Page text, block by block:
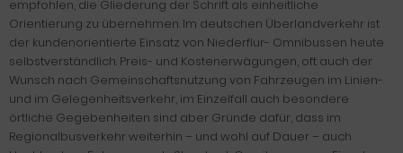
empfohlen, die Gliederung der Schrift als einheitliche
Orientierung zu übernehmen. Im deutschen Überlandverkehr ist
der kundenorientierte Einsatz von Niederflur- Omnibussen heute
selbstverständlich. Preis- und Kostenerwägungen, oft auch der
Wunsch nach Gemeinschaftsnutzung von Fahrzeugen im Linien-
und im Gelegenheitsverkehr, im Einzelfall auch besondere
örtliche Gegebenheiten sind aber Gründe dafür, dass im
Regionalbusverkehr weiterhin – und wohl auf Dauer – auch